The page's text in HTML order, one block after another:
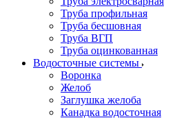
Труба профильная
Труба бесшовная
Труба ВГП
Труба оцинкованная
Водосточные системы
Воронка
Желоб
Заглушка желоба
Канадка водосточная